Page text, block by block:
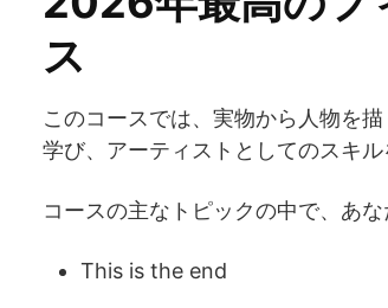
ス
このコースでは、実物から人物を
学び、アーティストとしてのスキル
コースの主なトピックの中で、あな
This is the end